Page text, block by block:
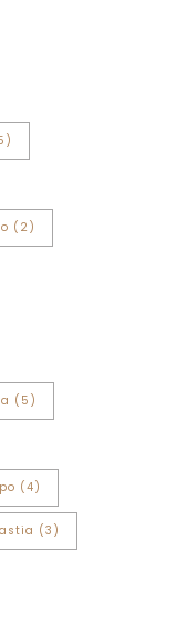
(2)
(5)
(4)
(3)